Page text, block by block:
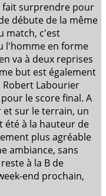
fait surprendre pour
débute de la même
match, c'est
l'homme en forme
va à deux reprises
but est également
Labourier
le score final. A
sur le terrain, un
été à la hauteur de
plus agréable
ambiance, sans
à la B de
end prochain,